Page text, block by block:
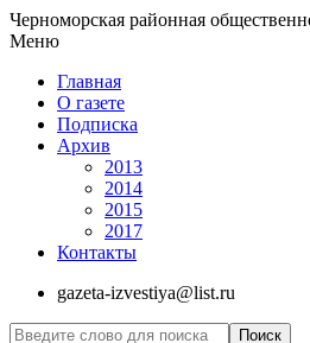
Черноморская районная
Меню
Главная
О газете
Подписка
Архив
2013
2014
2015
2017
Контакты
gazeta-izvestiya@list.ru